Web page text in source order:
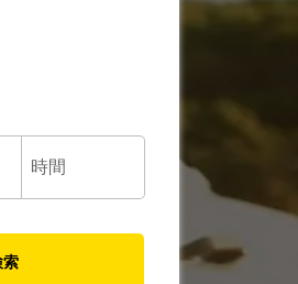
索